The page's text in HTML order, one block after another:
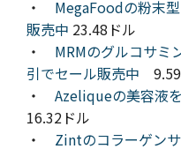
・ MegaFoodの粉末
販売中 23.48ドル
・ MRMのグルコサミ
引でセール販売中
・ Azeliqueの美容液
16.32ドル
・ Zintのコラーゲン